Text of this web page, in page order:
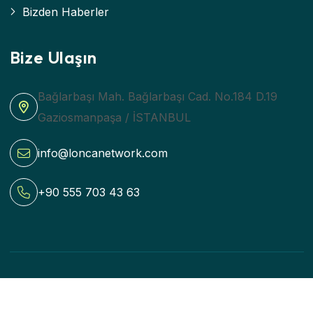
Bizden Haberler
Bize Ulaşın
Bağlarbaşı Mah. Bağlarbaşı Cad. No.184 D.19
Gaziosmanpaşa / İSTANBUL
info@loncanetwork.com
+90 555 703 43 63
Beetinq bir Sia Teknoloji Markasıdır